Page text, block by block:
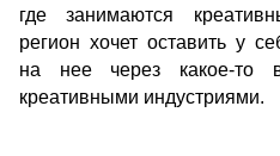
где занимаются
регион хочет оставить у
на нее через какое-то
креативными индустриями.